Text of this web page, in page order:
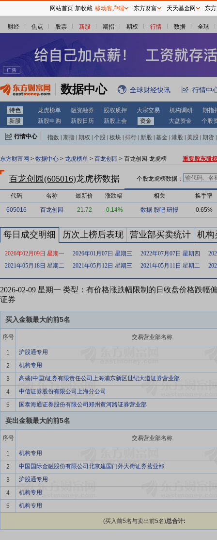
财经 焦点 股票 新股 期指 期权 行情 数据 全球
数据中心 全球财经快讯 行情中
特色 龙虎榜单 融资融券 股权质押 大宗交易 机构调研
期指
新股
新股申购 新股日历 新股上会 资金 大盘资金 个股
行情中心 指数 期指 期权 个股 板块 排行 新股 基金 港股 美股 期货
东方财富网 > 数据中心 > 龙虎榜单 > 百龙创园 > 百龙创园-龙虎榜 重要股东股
百龙创园(605016)龙虎榜数据 个股龙虎榜数据：
代码 名称 最新价 涨跌幅 相关 换手率
605016 百龙创园 21.72 -0.14% 数据 股吧 研报 0.65%
每日成交明细 历次上榜后表现 营业部买卖统计 机构
2026年02月09日 星期一 2026年01月07日 星期三 2022年07月07日 星期四
2021年05月18日 星期二
2021年05月12日 星期三 2021年05月11日 星期二
2026-02-09 星期一 类型：有价格涨跌幅限制的日收盘价格跌幅
证券
买入金额最大的前5名
序号 交易营业部名称
1
沪股通专用
2
机构专用
3
高盛(中国)证券有限责任公司上海浦东新区世纪大道证券营业部
4
中信证券股份有限公司上海分公司
5
国泰海通证券股份有限公司郑州黄河路证券营业部
卖出金额最大的前5名
序号 交易营业部名称
1
机构专用
2
中国国际金融股份有限公司北京建国门外大街证券营业部
3
沪股通专用
4
机构专用
5
机构专用
(买入前5名与卖出前5名)总合计:
网站首页 加收藏 移动客户端 东方财富 天天基金网 东